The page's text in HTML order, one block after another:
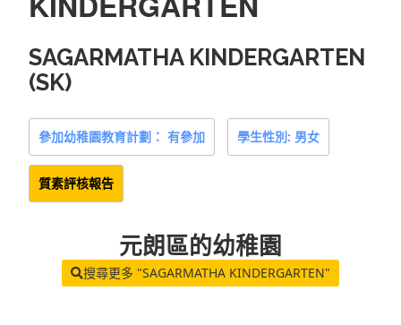
SAGARMATHA KINDERGARTEN
(SK)
參加幼稚園教育計劃： 有參加 學生性別: 男女
質素評核報告
元朗區的幼稚園
搜尋更多 "SAGARMATHA KINDERGARTEN"